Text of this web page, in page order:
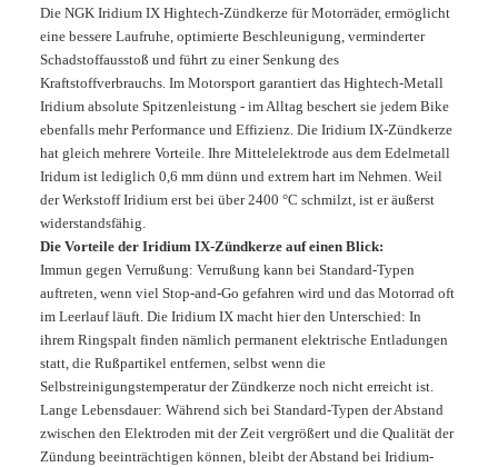
Die NGK Iridium IX Hightech-Zündkerze für Motorräder, ermöglicht
eine bessere Laufruhe, optimierte Beschleunigung, verminderter
Schadstoffausstoß und führt zu einer Senkung des
Kraftstoffverbrauchs. Im Motorsport garantiert das Hightech-Metall
Iridium absolute Spitzenleistung - im Alltag beschert sie jedem Bike
ebenfalls mehr Performance und Effizienz. Die Iridium IX-Zündkerze
hat gleich mehrere Vorteile. Ihre Mittelelektrode aus dem Edelmetall
Iridum ist lediglich 0,6 mm dünn und extrem hart im Nehmen. Weil
der Werkstoff Iridium erst bei über 2400 °C schmilzt, ist er äußerst
widerstandsfähig.
Die Vorteile der Iridium IX-Zündkerze auf einen Blick:
Immun gegen Verrußung: Verrußung kann bei Standard-Typen
auftreten, wenn viel Stop-and-Go gefahren wird und das Motorrad oft
im Leerlauf läuft. Die Iridium IX macht hier den Unterschied: In
ihrem Ringspalt finden nämlich permanent elektrische Entladungen
statt, die Rußpartikel entfernen, selbst wenn die
Selbstreinigungstemperatur der Zündkerze noch nicht erreicht ist.
Lange Lebensdauer: Während sich bei Standard-Typen der Abstand
zwischen den Elektroden mit der Zeit vergrößert und die Qualität der
Zündung beeinträchtigen können, bleibt der Abstand bei Iridium-